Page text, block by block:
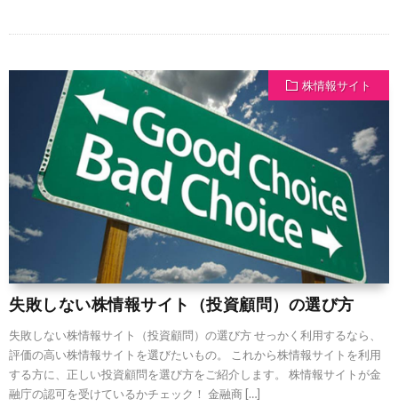
株情報サイト
失敗しない株情報サイト（投資顧問）の選び方
失敗しない株情報サイト（投資顧問）の選び方 せっかく利用するなら、
評価の高い株情報サイトを選びたいもの。 これから株情報サイトを利用
する方に、正しい投資顧問を選び方をご紹介します。 株情報サイトが金
融庁の認可を受けているかチェック！ 金融商 […]